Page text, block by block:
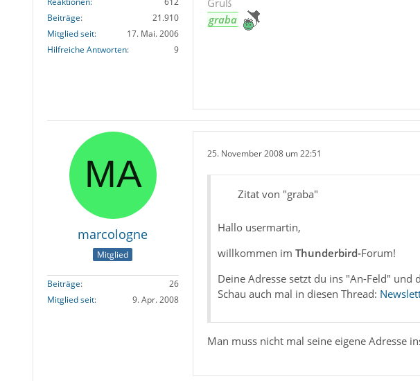
Beiträge
21.910
Mitglied seit
17. Mai. 2006
Hilfreiche Antworten
9
Gruß
graba
marcologne
Mitglied
Beiträge
26
Mitglied seit
9. Apr. 2008
25. November 2008 um 22:51
Zitat von "graba"
Hallo usermartin,
willkommen im Thunderbird-Forum!
Deine Adresse setzt du ins "An-Feld" und
Schau auch mal in diesen Thread:
Man muss nicht mal seine eigene Adresse